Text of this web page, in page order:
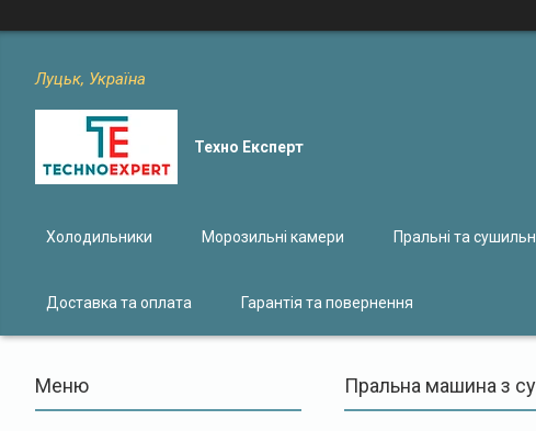
Луцьк, Україна
Техно Експерт
Холодильники Морозильні камери Пральні та
Доставка та оплата Гарантія та повернення
Пральна машина з